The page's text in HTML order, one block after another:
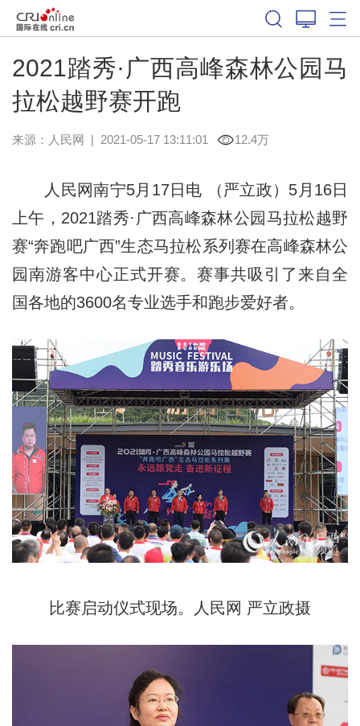
2021踏秀·广西高峰森林公园马
拉松越野赛开跑
来源： 人民网 | 2021-05-17 13:11:01 12.4万
人民网南宁5月17日电 （严立政）5月16日
上午，2021踏秀·广西高峰森林公园马拉松越野
赛“奔跑吧广西”生态马拉松系列赛在高峰森林公
园南游客中心正式开赛。赛事共吸引了来自全
国各地的3600名专业选手和跑步爱好者。
比赛启动仪式现场。人民网 严立政摄